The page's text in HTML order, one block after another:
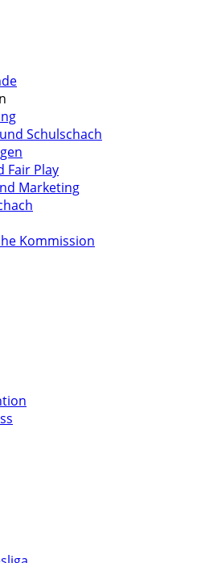
Schulschach
Fair Play
Marketing
Kommission